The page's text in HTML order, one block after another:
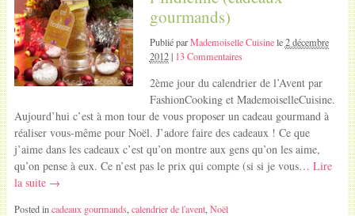
gourmands)
Publié parMademoiselle Cuisinele2 décembre
2012| 13 Commentaires
2ème jour du calendrier de l’Avent par
FashionCooking et MademoiselleCuisine.
Aujourd’hui c’est à mon tour de vous proposer un cadeau gourmand à
réaliser vous-même pour Noël. J’adore faire des cadeaux ! Ce que
j’aime dans les cadeaux c’est qu’on montre aux gens qu’on les aime,
qu’on pense à eux. Ce n’est pas le prix qui compte (si si je vous… Lire
la suite →
Posted incadeaux gourmands, calendrier de l'avent, Noël